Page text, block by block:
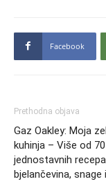
Facebook
Prethodna objava
Gaz Oakley: Moja
kuhinja – Više od
jednostavnih
bjelančevina, snage